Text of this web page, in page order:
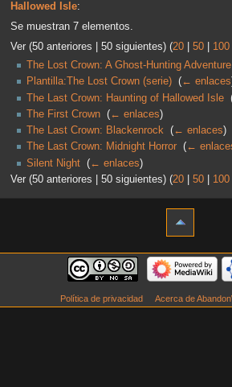
Hallowed Isle:
Se muestran 7 elementos.
Ver (50 anteriores | 50 siguientes) (20| 50| 100|
The Lost Crown: A Ghost-Hunting Adventure
Plantilla:The Lost Crown (serie) (← enlaces
The Last Crown: Haunting of Hallowed Isle
The First Crown (← enlaces)
The Last Crown: Blackenrock (← enlaces)
The Last Crown: Midnight Horror (←
Silent Night (← enlaces)
Ver (50 anteriores | 50 siguientes) (20| 50| 100|
Política de privacidad Acerca de